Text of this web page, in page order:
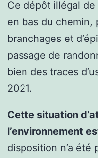
Ce dépôt illégal
en bas du chemin,
branchages et
passage de
bien des traces
2021.
Cette situation
l’environnement
disposition n’a été